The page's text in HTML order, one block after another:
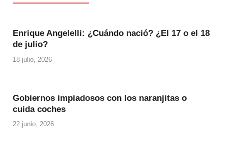
Enrique Angelelli: ¿Cuándo nació? ¿El 17 o el 18
de julio?
18 julio, 2026
Gobiernos impiadosos con los naranjitas o
cuida coches
22 junio, 2026